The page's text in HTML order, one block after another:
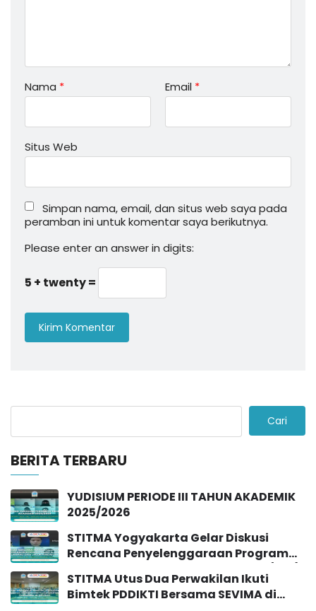
Nama * Email *
Situs Web
Simpan nama, email, dan situs web saya pada
peramban ini untuk komentar saya berikutnya.
Please enter an answer in digits:
5 + twenty =
Cari
BERITA TERBARU
YUDISIUM PERIODE III TAHUN AKADEMIK
2025/2026
STITMA Yogyakarta Gelar Diskusi
Rencana Penyelenggaraan Program
dan Jalur Pindahan
STITMA Utus Dua Perwakilan Ikuti
Bimtek PDDIKTI Bersama SEVIMA di